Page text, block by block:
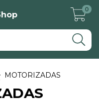
0
MOTORIZADAS